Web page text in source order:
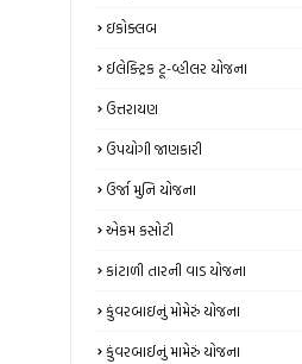
ઇકોક્લબ
ઈલેક્ટ્રિક ટૂ-વ્હીલર યોજના
ઉત્તરાયણ
ઉપયોગી જાણકારી
ઉર્જા મુનિ યોજના
એકમ કસોટી
કાંટાળી તારની વાડ યોજના
કુંવરબાઇનું મોમેરું યોજના
કુંવરબાઈનું મામેરું યોજના